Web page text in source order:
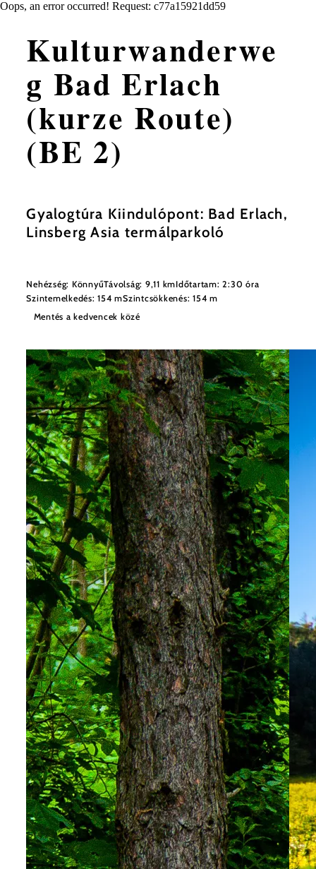
Oops, an error occurred! Request: c77a15921dd59
Kulturwanderwe
g Bad Erlach
(kurze Route)
(BE 2)
Gyalogtúra Kiindulópont: Bad Erlach,
Linsberg Asia termálparkoló
Nehézség: KönnyűTávolság: 9,11 kmIdőtartam: 2:30 óra
Szintemelkedés: 154 mSzintcsökkenés: 154 m
Mentés a kedvencek közé